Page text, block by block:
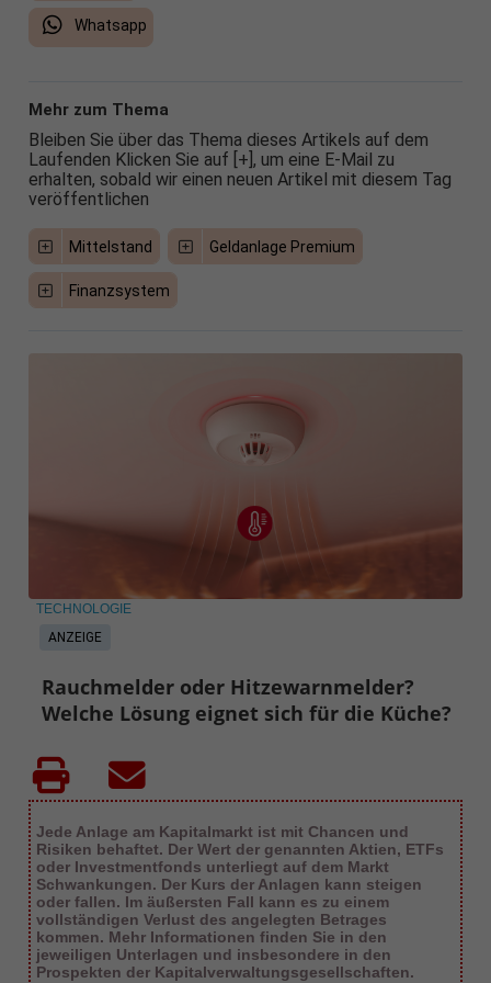
Whatsapp
Mehr zum Thema
Bleiben Sie über das Thema dieses Artikels auf dem
Laufenden Klicken Sie auf [+], um eine E-Mail zu
erhalten, sobald wir einen neuen Artikel mit diesem Tag
veröffentlichen
Mittelstand Geldanlage Premium
Finanzsystem
ANZEIGE
TECHNOLOGIE
Rauchmelder oder Hitzewarnmelder?
Welche Lösung eignet sich für die Küche?
Jede Anlage am Kapitalmarkt ist mit Chancen und
Risiken behaftet. Der Wert der genannten Aktien, ETFs
oder Investmentfonds unterliegt auf dem Markt
Schwankungen. Der Kurs der Anlagen kann steigen
oder fallen. Im äußersten Fall kann es zu einem
vollständigen Verlust des angelegten Betrages
kommen. Mehr Informationen finden Sie in den
jeweiligen Unterlagen und insbesondere in den
Prospekten der Kapitalverwaltungsgesellschaften.